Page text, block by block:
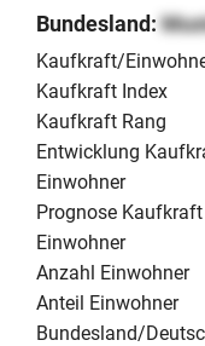
Bundesland:
Kaufkraft/
Kaufkraft Index
Kaufkraft Rang
Entwicklung
Einwohner
Prognose
Einwohner
Anzahl Einwohner
Anteil Einwohner
Bundesland/